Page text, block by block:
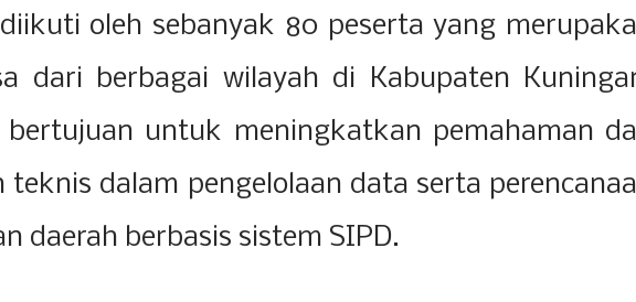
oleh sebanyak 80 peserta yang
dari berbagai wilayah di Kabupaten
bertujuan untuk meningkatkan pemahaman
teknis dalam pengelolaan data serta
daerah berbasis sistem SIPD.